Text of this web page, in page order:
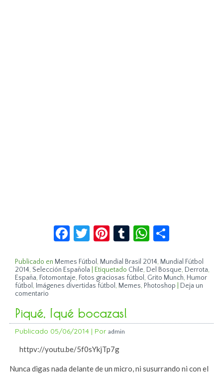
Facebook
Twitter
Pinterest
TumblrWhatsApp
Publicado en Memes Fútbol, Mundial Brasil 2014, Mundial Fútbol
2014, Selección Española Etiquetado Chile, Del Bosque, Derrota,
España, Fotomontaje, Fotos graciosas fútbol, Grito Munch, Humor
fútbol, Imágenes divertidas fútbol, Memes, Photoshop
Deja un
comentario
Piqué, ¡qué bocazas!
Publicado 05/06/2014 | Por admin
httpv://youtu.be/5f0sYkjTp7g
Nunca digas nada delante de un micro, ni susurrando ni con el